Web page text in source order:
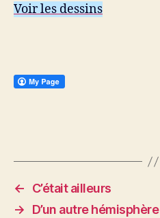
Voir les dessins
←
C’était ailleurs
→
D’un autre hémisphère